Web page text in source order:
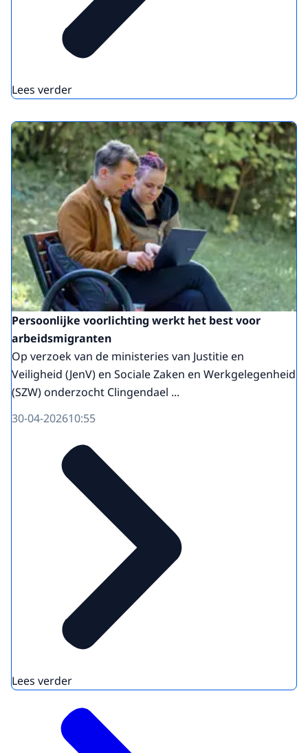
Lees verder
Persoonlijke voorlichting werkt het best voor
arbeidsmigranten
Op verzoek van de ministeries van Justitie en
Veiligheid (JenV) en Sociale Zaken en Werkgelegenheid
(SZW) onderzocht Clingendael ...
30-04-202610:55
Lees verder